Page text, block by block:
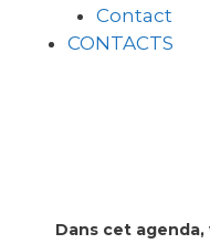
Contact
CONTACTS
Dans cet